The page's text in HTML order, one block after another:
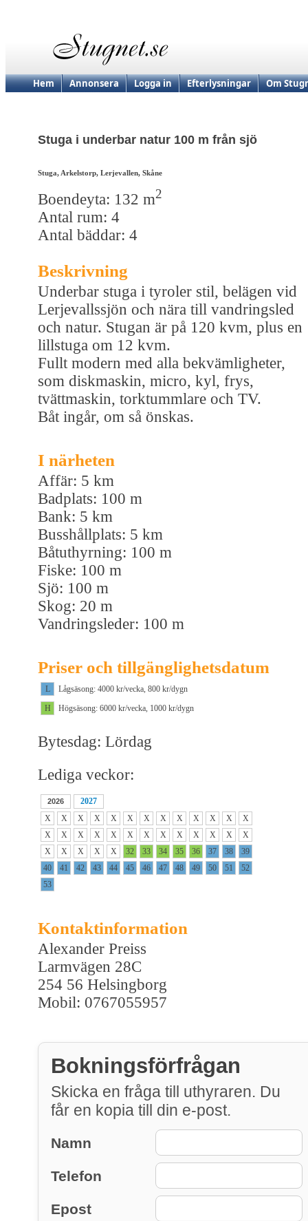
Hem Annonsera Logga in Efterlysningar Om
Stuga i underbar natur 100 m från sjö
Stuga, Arkelstorp, Lerjevallen, Skåne
Boendeyta: 132 m2
Antal rum: 4
Antal bäddar: 4
Beskrivning
Underbar stuga i tyroler stil, belägen vid
Lerjevallssjön och nära till vandringsled
och natur. Stugan är på 120 kvm, plus en
lillstuga om 12 kvm.
Fullt modern med alla bekvämligheter,
som diskmaskin, micro, kyl, frys,
tvättmaskin, torktummlare och TV.
Båt ingår, om så önskas.
I närheten
Affär: 5 km
Badplats: 100 m
Bank: 5 km
Busshållplats: 5 km
Båtuthyrning: 100 m
Fiske: 100 m
Sjö: 100 m
Skog: 20 m
Vandringsleder: 100 m
Priser och tillgänglighetsdatum
L
Lågsäsong: 4000 kr/vecka, 800 kr/dygn
H
Högsäsong: 6000 kr/vecka, 1000 kr/dygn
Bytesdag: Lördag
Lediga veckor:
2026
2027
X
X X X X X X X X X X X
X
X
X X X X X X X X X X X
X
X
X X X X 32 33 34 35 36 37 38
39
40
41 42 43 44 45 46 47 48 49 50 51
52
53
Kontaktinformation
Alexander Preiss
Larmvägen 28C
254 56 Helsingborg
Mobil: 0767055957
Bokningsförfrågan
Skicka en fråga till uthyraren. Du
får en kopia till din e-post.
Namn
Telefon
Epost